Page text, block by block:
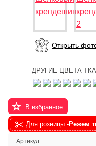
Открыть
ДРУГИЕ ЦВЕТА
В избранное
Для розницы -Режем
Артикул: